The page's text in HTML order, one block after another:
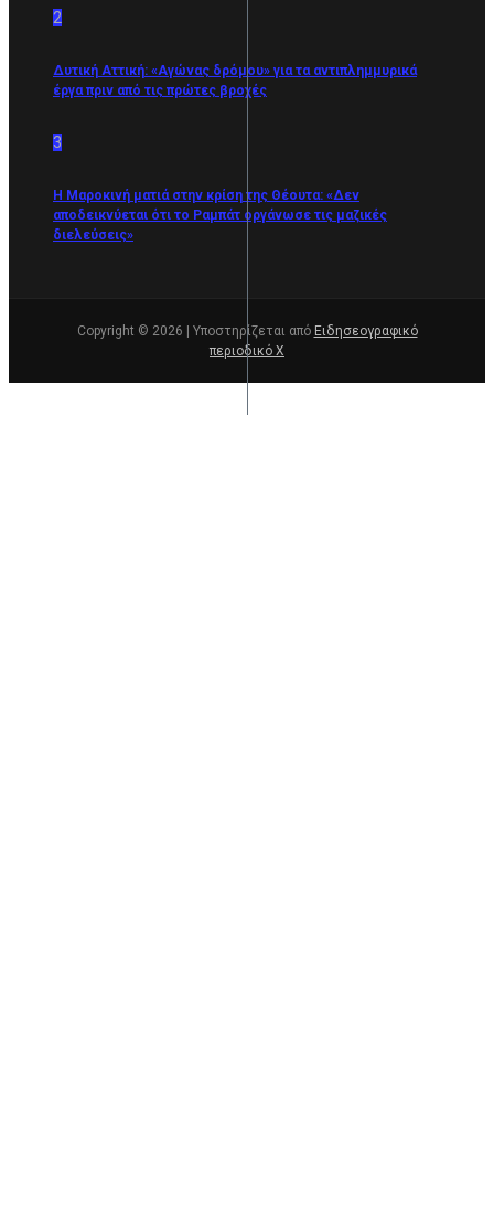
2
Δυτική Αττική: «Αγώνας δρόμου» για τα αντιπλημμυρικά
έργα πριν από τις πρώτες βροχές
3
Η Μαροκινή ματιά στην κρίση της Θέουτα: «Δεν
αποδεικνύεται ότι το Ραμπάτ οργάνωσε τις μαζικές
διελεύσεις»
Copyright © 2026 | Υποστηρίζεται από Ειδησεογραφικό
περιοδικό Χ